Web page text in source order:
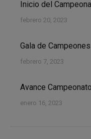
Inicio del
febrero 20, 2023
Gala de
febrero 7, 2023
Avance
enero 16, 2023